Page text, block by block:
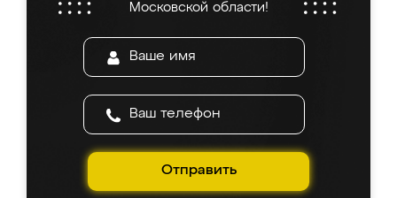
Московской области!
Отправить